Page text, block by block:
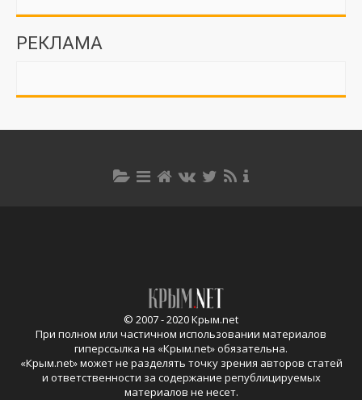
РЕКЛАМА
© 2007 - 2020 Крым.net
При полном или частичном использовании материалов
гиперссылка на «Крым.net» обязательна.
«Крым.net» может не разделять точку зрения авторов статей
и ответственности за содержание републицируемых
материалов не несет.